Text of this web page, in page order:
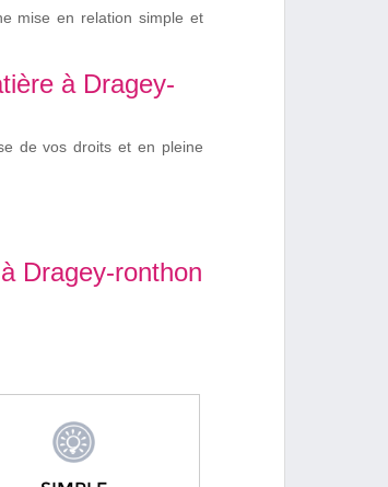
mise en relation simple et
à Dragey-
de vos droits et en pleine
Dragey-ronthon